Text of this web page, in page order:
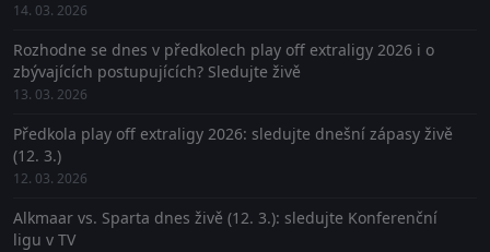
14. 03. 2026
Rozhodne se dnes v předkolech play off extraligy 2026 i o
zbývajících postupujících? Sledujte živě
13. 03. 2026
Předkola play off extraligy 2026: sledujte dnešní zápasy živě
(12. 3.)
12. 03. 2026
Alkmaar vs. Sparta dnes živě (12. 3.): sledujte Konferenční
ligu v TV